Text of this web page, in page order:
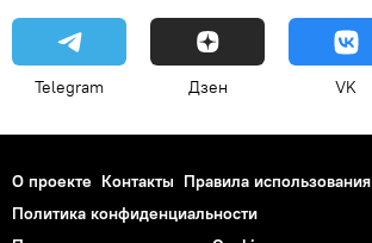
Telegram Дзен VK
О проекте Контакты Правила использования
Политика конфиденциальности